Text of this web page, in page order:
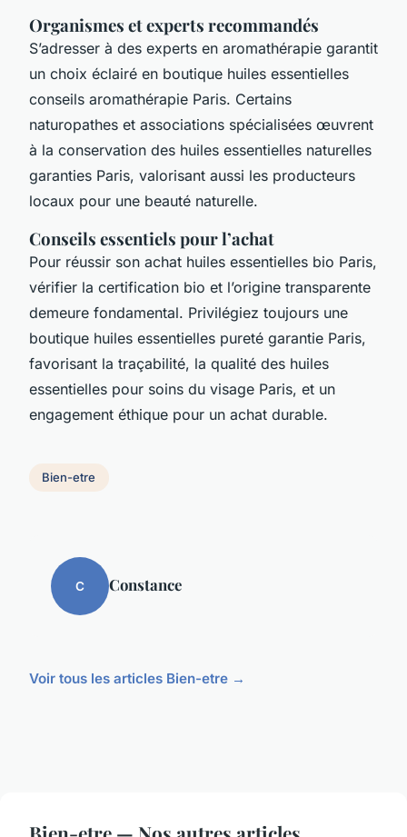
Organismes et experts recommandés
S’adresser à des experts en aromathérapie garantit
un choix éclairé en boutique huiles essentielles
conseils aromathérapie Paris. Certains
naturopathes et associations spécialisées œuvrent
à la conservation des huiles essentielles naturelles
garanties Paris, valorisant aussi les producteurs
locaux pour une beauté naturelle.
Conseils essentiels pour l’achat
Pour réussir son achat huiles essentielles bio Paris,
vérifier la certification bio et l’origine transparente
demeure fondamental. Privilégiez toujours une
boutique huiles essentielles pureté garantie Paris,
favorisant la traçabilité, la qualité des huiles
essentielles pour soins du visage Paris, et un
engagement éthique pour un achat durable.
Bien-etre
C Constance
Voir tous les articles Bien-etre →